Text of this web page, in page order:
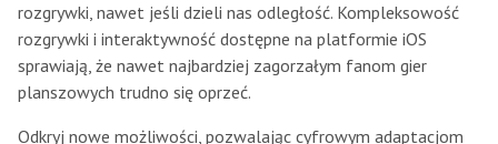
rozgrywki, nawet jeśli dzieli nas odległość. Kompleksowość
rozgrywki i interaktywność dostępne na platformie iOS
sprawiają, że nawet najbardziej zagorzałym fanom gier
planszowych trudno się oprzeć.
Odkryj nowe możliwości, pozwalając cyfrowym adaptacjom